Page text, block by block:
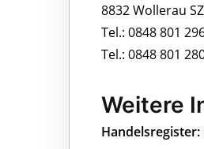
8832 Wollerau SZ
Tel.: 0848 801
Tel.: 0848 801
Weitere
Handelsregister: